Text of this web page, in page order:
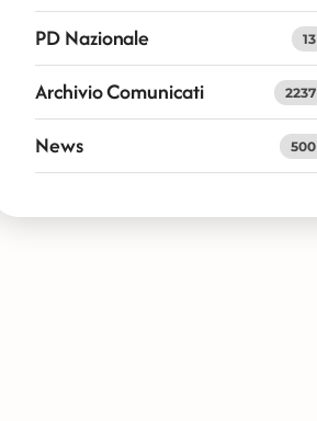
PD Nazionale 13
Archivio Comunicati 2237
News 500